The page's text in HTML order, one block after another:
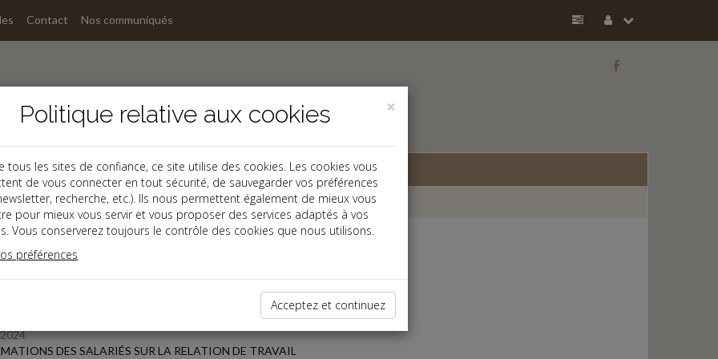
Contact Nos communiqués
b
dernières dépêches
DES SALARIÉS SUR LA RELATION DE TRAVAIL
×
Politique relative aux cookies
tous les sites de confiance, ce site utilise des cookies. Les cookies vous
de vous connecter en tout sécurité, de sauvegarder vos préférences
recherche, etc.). Ils nous permettent également de mieux vous
pour mieux vous servir et vous proposer des services adaptés à vos
Vous conserverez toujours le contrôle des cookies que nous utilisons.
préférences
Acceptez et continuez